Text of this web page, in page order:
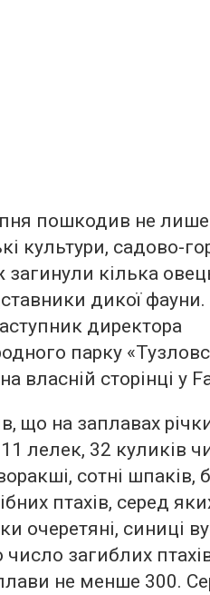
пошкодив не лише
культури, садово-
кілька
дикої
директора
парку
власній сторінці у
що на заплавах
лелек, 32 куликів
сотні шпаків,
птахів, серед
очеретяні, синиці
загиблих
не менше 300.